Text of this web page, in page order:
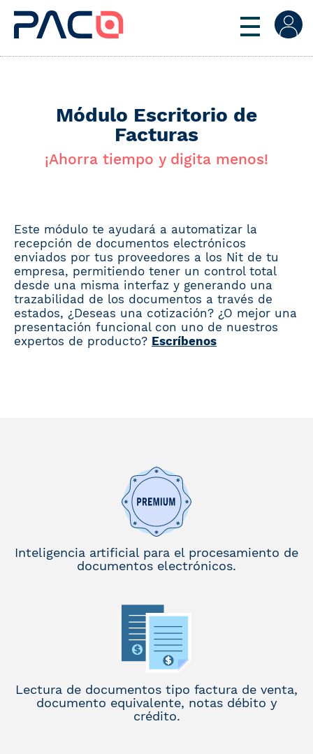
Módulo Escritorio de
Facturas
¡Ahorra tiempo y digita menos!
Este módulo te ayudará a automatizar la
recepción de documentos electrónicos
enviados por tus proveedores a los Nit de tu
empresa, permitiendo tener un control total
desde una misma interfaz y generando una
trazabilidad de los documentos a través de
estados, ¿Deseas una cotización? ¿O mejor una
presentación funcional con uno de nuestros
expertos de producto? Escríbenos
Inteligencia artificial para el procesamiento de
documentos electrónicos.
Lectura de documentos tipo factura de venta,
documento equivalente, notas débito y
crédito.